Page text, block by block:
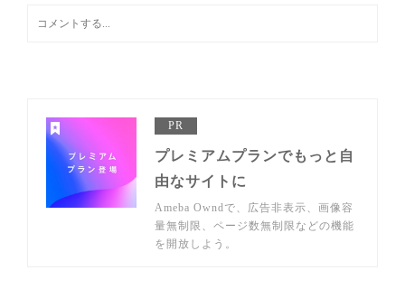
PR
プレミアムプランでもっと自
由なサイトに
Ameba Owndで、広告非表示、画像容
量無制限、ページ数無制限などの機能
を開放しよう。